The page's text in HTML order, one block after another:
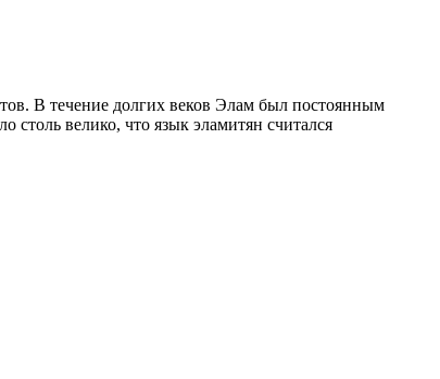
В течение долгих веков Элам был постоянным
велико, что язык эламитян считался